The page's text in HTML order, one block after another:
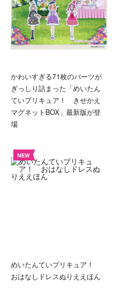
かわいすぎる71枚のパーツが
ぎっしり詰まった「めいたん
ていプリキュア！ きせかえ
マグネットBOX」最新版が登
場
NEW
めいたんていプリキュア！
おはなしドレスぬりええほん